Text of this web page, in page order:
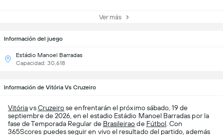
Información del juego
Estádio Manoel Barradas
Capacidad: 30,618
Ver más
Información de Vitória Vs Cruzeiro
VitóriavsCruzeirose enfrentarán el próximo sábado, 19 de
septiembre de 2026, en el estadio Estádio Manoel Barradas por la
fase de Temporada Regular de Brasileiraode Fútbol . Con
365Scores puedes seguir en vivo el resultado del partido, además